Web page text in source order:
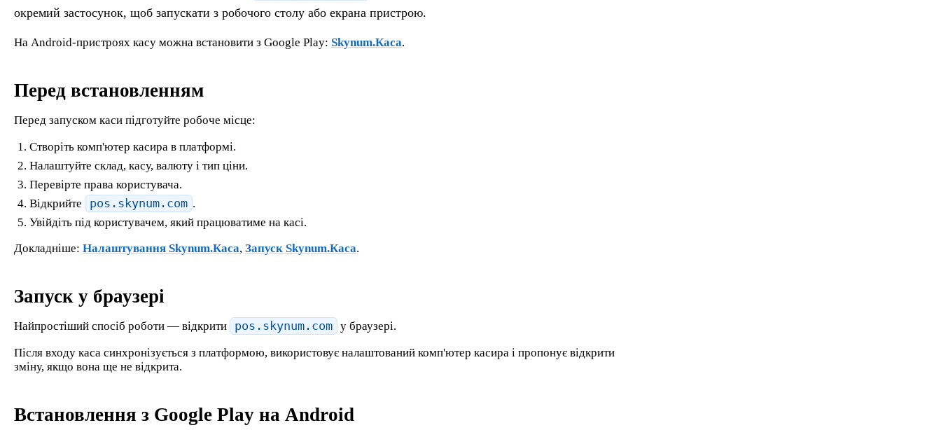
окремий застосунок, щоб запускати з робочого столу або екрана пристрою.
На Android-пристроях касу можна встановити з Google Play: Skynum.Каса.
Перед встановленням
Перед запуском каси підготуйте робоче місце:
Створіть комп'ютер касира в платформі.
Налаштуйте склад, касу, валюту і тип ціни.
Перевірте права користувача.
Відкрийте
pos.skynum.com .
Увійдіть під користувачем, який працюватиме на касі.
Докладніше: Налаштування Skynum.Каса, Запуск Skynum.Каса.
Запуск у браузері
Найпростіший спосіб роботи — відкрити pos.skynum.com у браузері.
Після входу каса синхронізується з платформою, використовує налаштований комп'ютер касира і пропонує відкрити
зміну, якщо вона ще не відкрита.
Встановлення з Google Play на Android